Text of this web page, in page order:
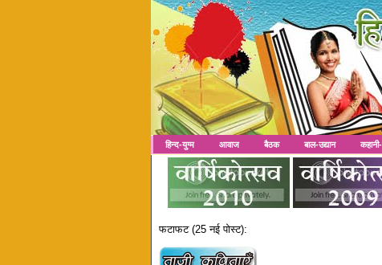
हिन्द-युग्म आवाज बैठक बाल-उद्यान
फटाफट (25 नई पोस्ट):